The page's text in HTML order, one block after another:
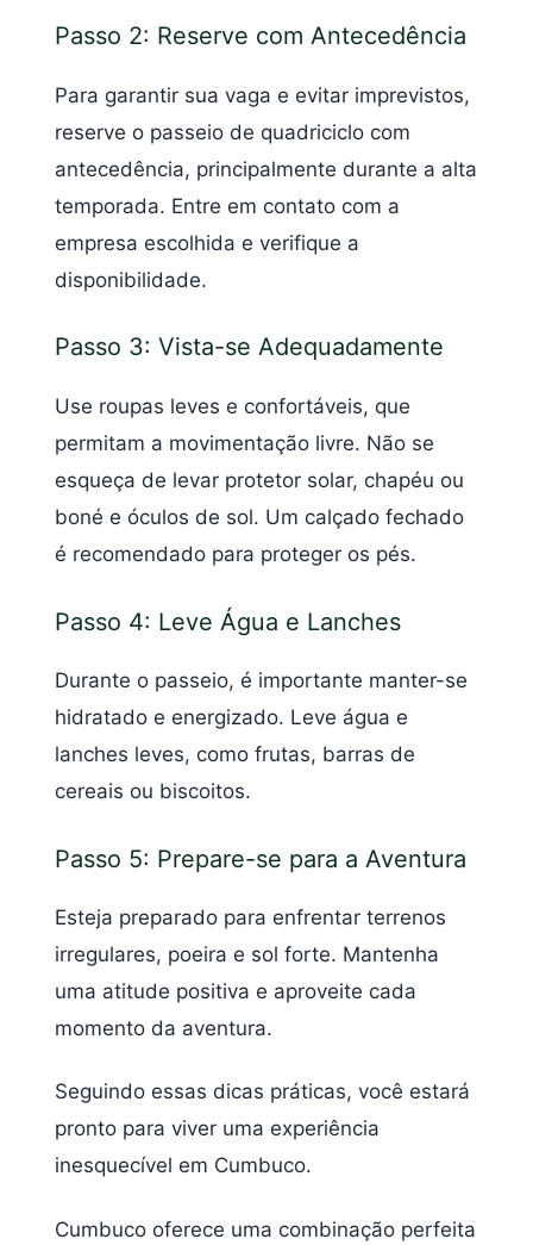
Passo 2: Reserve com Antecedência
Para garantir sua vaga e evitar imprevistos,
reserve o passeio de quadriciclo com
antecedência, principalmente durante a alta
temporada. Entre em contato com a
empresa escolhida e verifique a
disponibilidade.
Passo 3: Vista-se Adequadamente
Use roupas leves e confortáveis, que
permitam a movimentação livre. Não se
esqueça de levar protetor solar, chapéu ou
boné e óculos de sol. Um calçado fechado
é recomendado para proteger os pés.
Passo 4: Leve Água e Lanches
Durante o passeio, é importante manter-se
hidratado e energizado. Leve água e
lanches leves, como frutas, barras de
cereais ou biscoitos.
Passo 5: Prepare-se para a Aventura
Esteja preparado para enfrentar terrenos
irregulares, poeira e sol forte. Mantenha
uma atitude positiva e aproveite cada
momento da aventura.
Seguindo essas dicas práticas, você estará
pronto para viver uma experiência
inesquecível em Cumbuco.
Cumbuco oferece uma combinação perfeita